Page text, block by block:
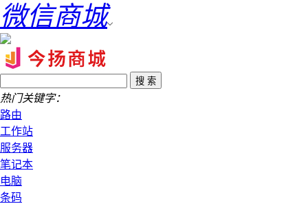
微信商城
热门关键字：
路由
工作站
服务器
笔记本
电脑
条码